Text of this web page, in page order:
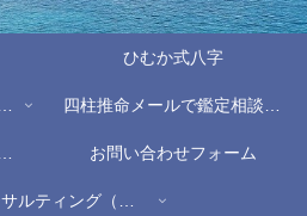
ひむか式八字
お問い合わせフォーム